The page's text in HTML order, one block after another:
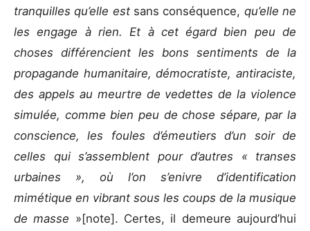
tranquilles qu’elle est sans conséquence, qu’elle ne
les engage à rien. Et à cet égard bien peu de
choses différencient les bons sentiments de la
propagande humanitaire, démocratiste, antiraciste,
des appels au meurtre de vedettes de la violence
simulée, comme bien peu de chose sépare, par la
conscience, les foules d’émeutiers d’un soir de
celles qui s’assemblent pour d’autres « transes
urbaines », où l’on s’enivre d’identification
mimétique en vibrant sous les coups de la musique
de masse »[note]. Certes, il demeure aujourd’hui